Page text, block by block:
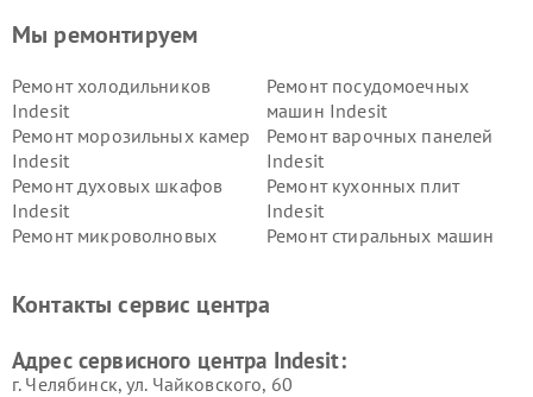
Мы ремонтируем
Ремонт холодильников
Indesit
Ремонт посудомоечных
машин Indesit
Ремонт морозильных камер
Indesit
Ремонт варочных панелей
Indesit
Ремонт духовых шкафов
Indesit
Ремонт кухонных плит
Indesit
Ремонт микроволновых
Ремонт стиральных машин
Indesit
Indesit
Контакты сервис центра
Адрес сервисного центра Indesit:
г. Челябинск, ул. Чайковского, 60